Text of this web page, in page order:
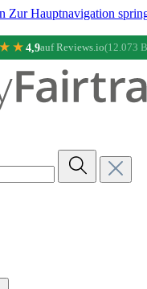
Zur Hauptnavigation
4,9auf Reviews.io(12.073